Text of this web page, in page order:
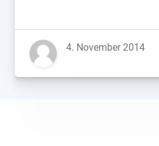
dokteronline.com +169,42%
+159,34% 11 horror-shop.com
horrorklinik.de +118,35% 13
4. November 2014